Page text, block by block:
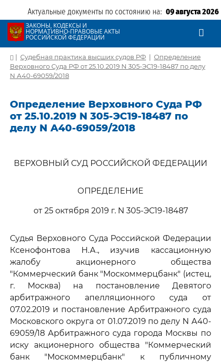
Актуальные документы по состоянию на: 09 августа 2026
ЗАКОНЫ, КОДЕКСЫ И
НОРМАТИВНО-ПРАВОВЫЕ АКТЫ
РОССИЙСКОЙ ФЕДЕРАЦИИ
| Судебная практика высших судов РФ | Определение
Верховного Суда РФ от 25.10.2019 N 305-ЭС19-18487 по делу
N А40-69059/2018
Определение Верховного Суда РФ
от 25.10.2019 N 305-ЭС19-18487 по
делу N А40-69059/2018
ВЕРХОВНЫЙ СУД РОССИЙСКОЙ ФЕДЕРАЦИИ
ОПРЕДЕЛЕНИЕ
от 25 октября 2019 г. N 305-ЭС19-18487
Судья Верховного Суда Российской Федерации
Ксенофонтова Н.А., изучив кассационную
жалобу акционерного общества
"Коммерческий банк "Москоммерцбанк" (истец,
г. Москва) на постановление Девятого
арбитражного апелляционного суда от
07.02.2019 и постановление Арбитражного суда
Московского округа от 01.07.2019 по делу N А40-
69059/18 Арбитражного суда города Москвы по
иску акционерного общества "Коммерческий
банк "Москоммерцбанк" к публичному